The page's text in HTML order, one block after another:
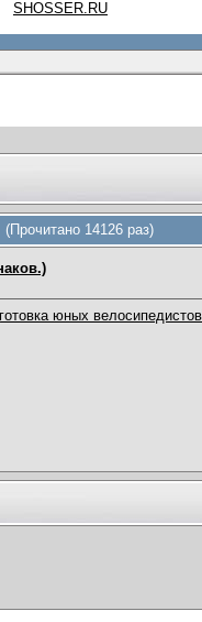
SHOSSER.RU
14126 раз)
юных